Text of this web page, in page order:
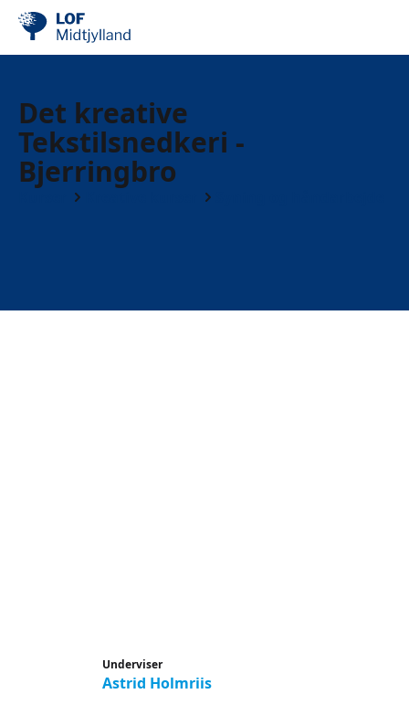
Det kreative
Tekstilsnedkeri -
Bjerringbro
Underviser
Astrid Holmriis